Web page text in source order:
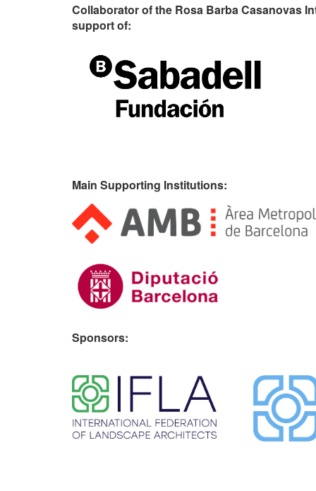
Collaborator of the Rosa Barba Casanovas
support of:
Main Supporting Institutions:
Sponsors: